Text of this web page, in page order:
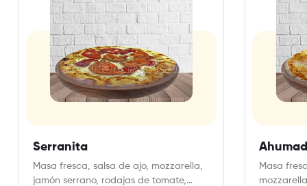
Serranita
Masa fresca, salsa de ajo, mozzarella,
jamón serrano, rodajas de tomate,
Masa